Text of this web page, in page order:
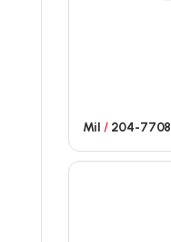
Mil /204-7708